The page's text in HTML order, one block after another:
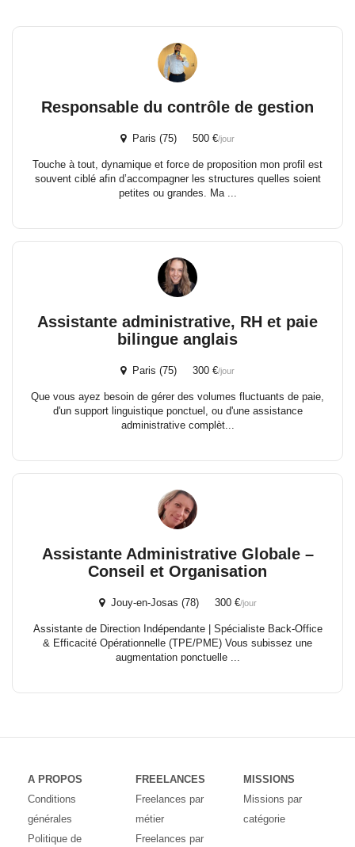
Responsable du contrôle de gestion
Paris (75) 500 €/jour
Touche à tout, dynamique et force de proposition mon profil est
souvent ciblé afin d’accompagner les structures quelles soient
petites ou grandes. Ma ...
Assistante administrative, RH et paie
bilingue anglais
Paris (75) 300 €/jour
Que vous ayez besoin de gérer des volumes fluctuants de paie,
d'un support linguistique ponctuel, ou d'une assistance
administrative complèt...
Assistante Administrative Globale –
Conseil et Organisation
Jouy-en-Josas (78) 300 €/jour
Assistante de Direction Indépendante | Spécialiste Back-Office
& Efficacité Opérationnelle (TPE/PME) Vous subissez une
augmentation ponctuelle ...
A PROPOS
Conditions
générales
Politique de
FREELANCES
Freelances par
métier
Freelances par
MISSIONS
Missions par
catégorie